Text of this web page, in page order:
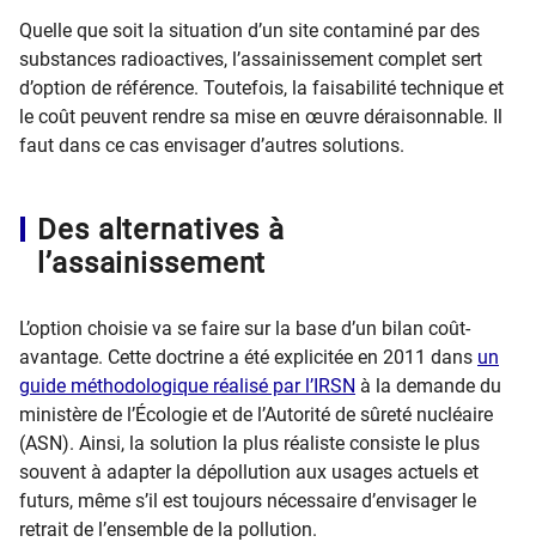
Quelle que soit la situation d’un site contaminé par des
substances radioactives, l’assainissement complet sert
d’option de référence. Toutefois, la faisabilité technique et
le coût peuvent rendre sa mise en œuvre déraisonnable. Il
faut dans ce cas envisager d’autres solutions.
Des alternatives à
l’assainissement
L’option choisie va se faire sur la base d’un bilan coût-
avantage. Cette doctrine a été explicitée en 2011 dans un
guide méthodologique réalisé par l’IRSN à la demande du
ministère de l’Écologie et de l’Autorité de sûreté nucléaire
(ASN). Ainsi, la solution la plus réaliste consiste le plus
souvent à adapter la dépollution aux usages actuels et
futurs, même s’il est toujours nécessaire d’envisager le
retrait de l’ensemble de la pollution.